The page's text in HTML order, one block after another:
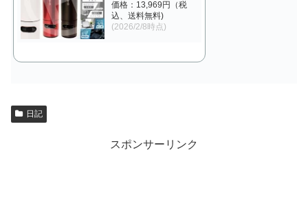
価格：13,969円（税
込、送料無料)
(2026/2/8時点)
日記
スポンサーリンク